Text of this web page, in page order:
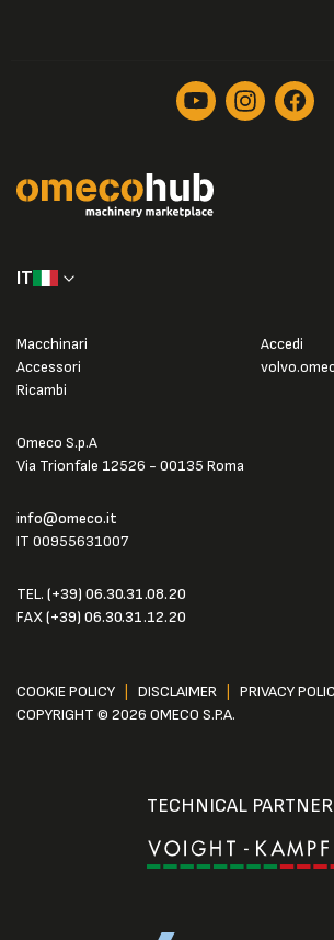
IT
Omeco S.p.A
Via Trionfale 12526 - 00135 Roma
info@omeco.it
IT 00955631007
TEL. (+39) 06.30.31.08.20
FAX(+39) 06.30.31.12.20
Macchinari
Accessori
Ricambi
Accedi
COOKIE POLICY DISCLAIMER
PRIVACY
COPYRIGHT © 2026 OMECO S.P.A.
TECHNICAL